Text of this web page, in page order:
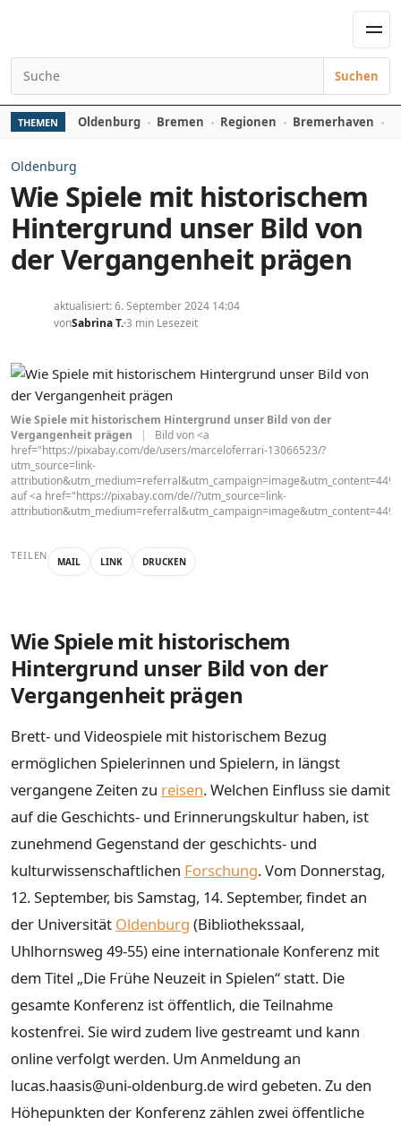
Suchen nach:
Suchen
THEMEN Oldenburg Bremen Regionen Bremerhaven
Oldenburg
Wie Spiele mit historischem
Hintergrund unser Bild von
der Vergangenheit prägen
aktualisiert: 6. September 2024 14:04
vonSabrina T.3 min Lesezeit
Wie Spiele mit historischem Hintergrund unser Bild von der
Vergangenheit prägen
|
Bild von <a
href="https://pixabay.com/de/users/marceloferrari-13066523/?
utm_source=link-
auf <a href="https://pixabay.com/de//?utm_source=link-
TEILEN MAIL LINK DRUCKEN
Wie Spiele mit historischem
Hintergrund unser Bild von der
Vergangenheit prägen
Brett- und Videospiele mit historischem Bezug
ermöglichen Spielerinnen und Spielern, in längst
vergangene Zeiten zu reisen. Welchen Einfluss sie damit
auf die Geschichts- und Erinnerungskultur haben, ist
zunehmend Gegenstand der geschichts- und
kulturwissenschaftlichen Forschung. Vom Donnerstag,
12. September, bis Samstag, 14. September, findet an
der Universität Oldenburg (Bibliothekssaal,
Uhlhornsweg 49-55) eine internationale Konferenz mit
dem Titel „Die Frühe Neuzeit in Spielen“ statt. Die
gesamte Konferenz ist öffentlich, die Teilnahme
kostenfrei. Sie wird zudem live gestreamt und kann
online verfolgt werden. Um Anmeldung an
lucas.haasis@uni-oldenburg.de wird gebeten. Zu den
Höhepunkten der Konferenz zählen zwei öffentliche